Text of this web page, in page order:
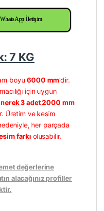
İletişim
7 KG
boyu6000 mm’dir.
için uygun
3 adet 2000 mm
Üretim ve kesim
her parçada
farkı oluşabilir.
değerlerine
alacağınız profiller